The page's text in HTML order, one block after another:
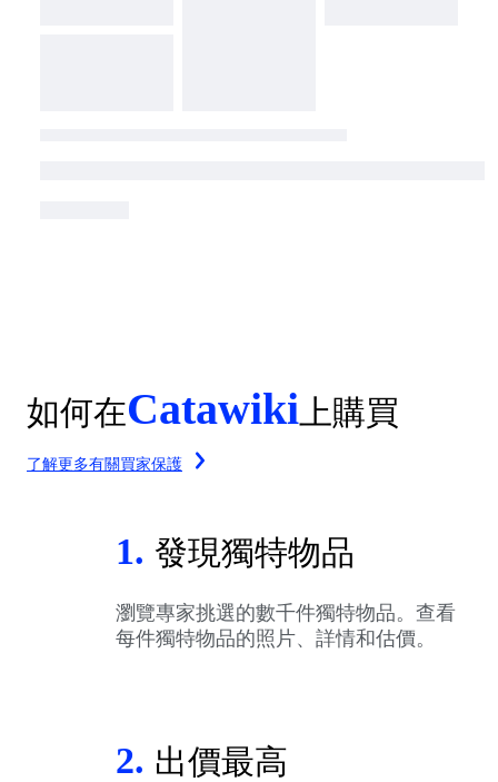
如何在Catawiki 上購買
了解更多有關買家保護
1. 發現獨特物品
瀏覽專家挑選的數千件獨特物品。查看
每件獨特物品的照片、詳情和估價。
2. 出價最高